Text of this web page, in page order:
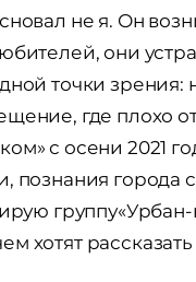
не я. Он
они
точки зрения:
где плохо
с осени 2021
познания города
хотят